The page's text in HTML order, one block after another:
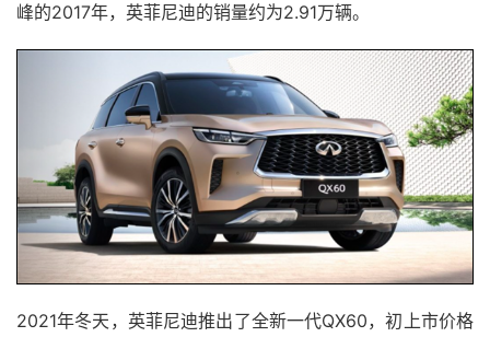
峰的2017年，英菲尼迪的销量约为2.91万辆。
2021年冬天，英菲尼迪推出了全新一代QX60，初上市价格